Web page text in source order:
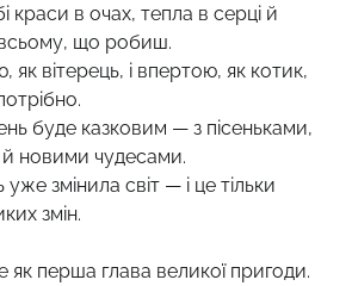
краси в очах, тепла в серці й
всьому, що робиш.
як вітерець, і впертою, як котик,
буде казковим — з пісеньками,
й новими чудесами.
уже змінила світ — і це тільки
змін.
як перша глава великої пригоди.